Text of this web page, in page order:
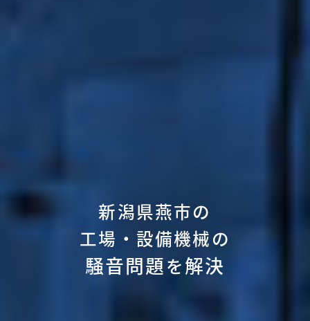
新潟県燕市の
工場・設備機械の
騒音問題を解決